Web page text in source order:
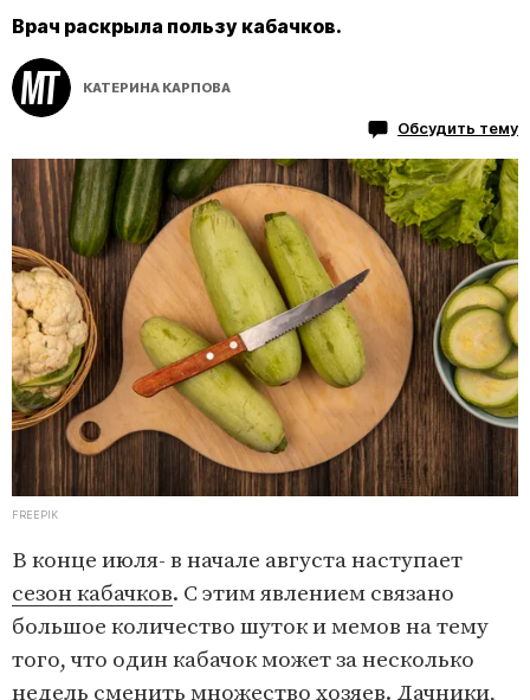
Врач раскрыла пользу кабачков.
КАТЕРИНА КАРПОВА
Обсудить тему
FREEPIK
В конце июля- в начале августа наступает
сезон кабачков. С этим явлением связано
большое количество шуток и мемов на тему
того, что один кабачок может за несколько
недель сменить множество хозяев. Дачники,